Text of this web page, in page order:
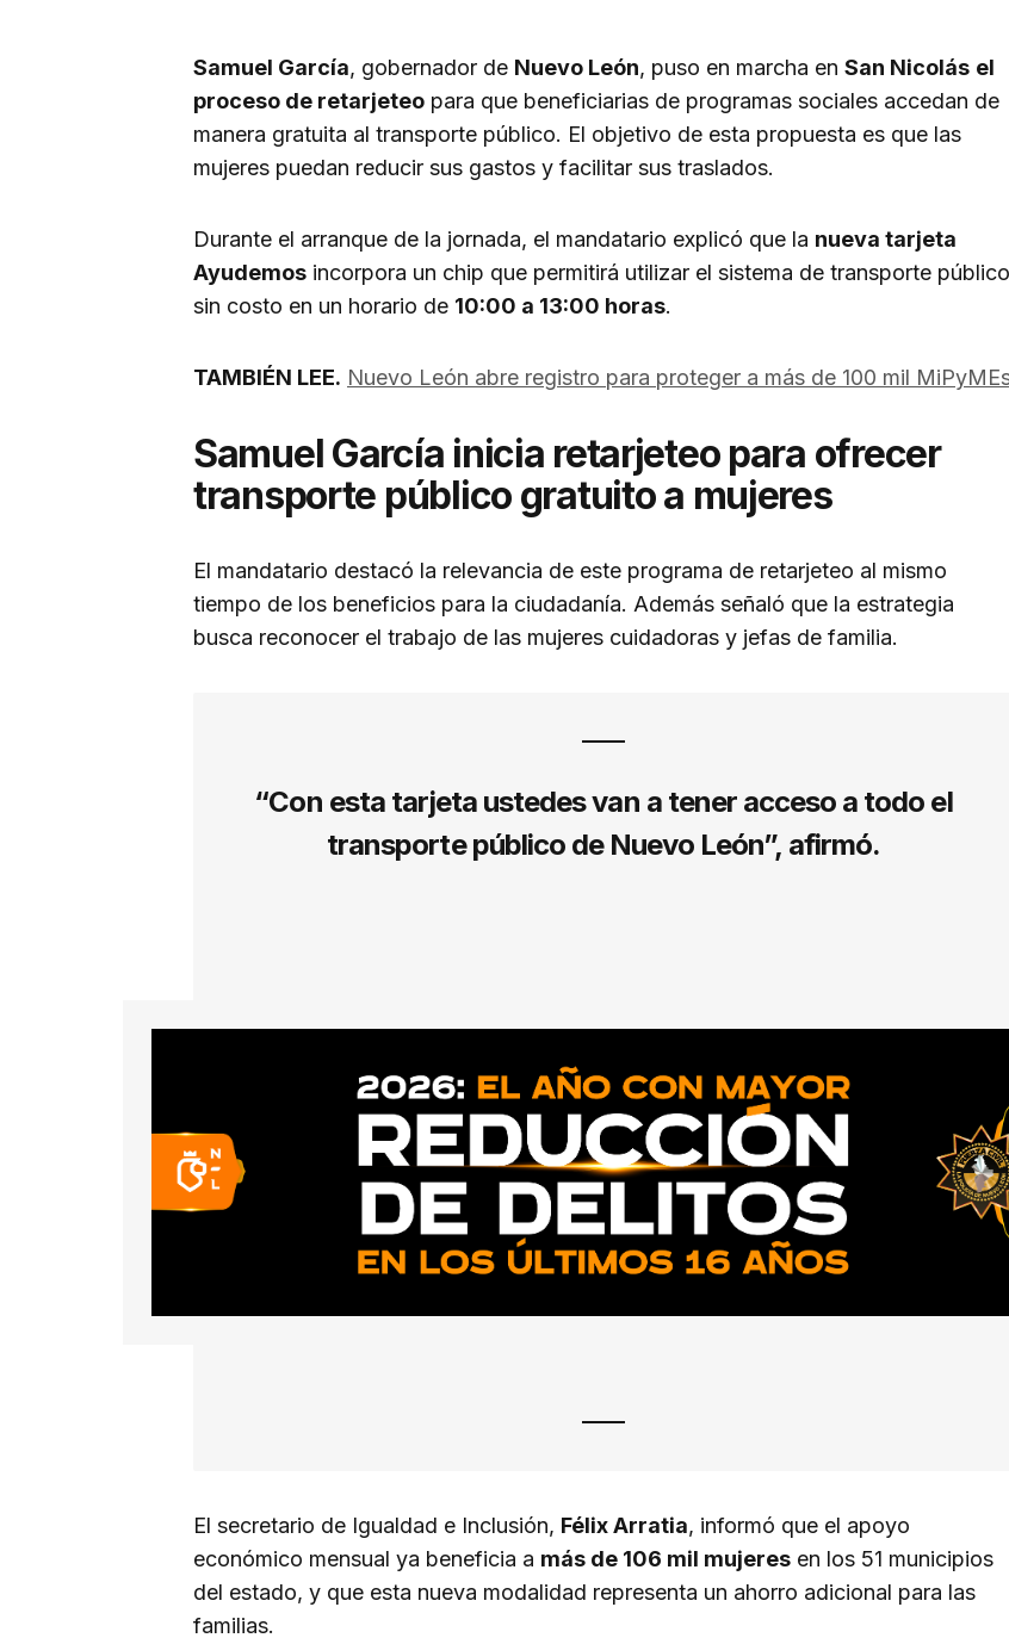
Samuel García, gobernador de Nuevo León, puso en marcha en San Nicolás el
proceso de retarjeteo para que beneficiarias de programas sociales accedan de
manera gratuita al transporte público. El objetivo de esta propuesta es que las
mujeres puedan reducir sus gastos y facilitar sus traslados.
Durante el arranque de la jornada, el mandatario explicó que la nueva tarjeta
Ayudemos incorpora un chip que permitirá utilizar el sistema de transporte público
sin costo en un horario de 10:00 a 13:00 horas.
TAMBIÉN LEE. Nuevo León abre registro para proteger a más de 100 mil
Samuel García inicia retarjeteo para ofrecer
transporte público gratuito a mujeres
El mandatario destacó la relevancia de este programa de retarjeteo al mismo
tiempo de los beneficios para la ciudadanía. Además señaló que la estrategia
busca reconocer el trabajo de las mujeres cuidadoras y jefas de familia.
“Con esta tarjeta ustedes van a tener acceso a todo el
transporte público de Nuevo León”, afirmó.
El secretario de Igualdad e Inclusión, Félix Arratia, informó que el apoyo
económico mensual ya beneficia a más de 106 mil mujeres en los 51 municipios
del estado, y que esta nueva modalidad representa un ahorro adicional para las
familias.